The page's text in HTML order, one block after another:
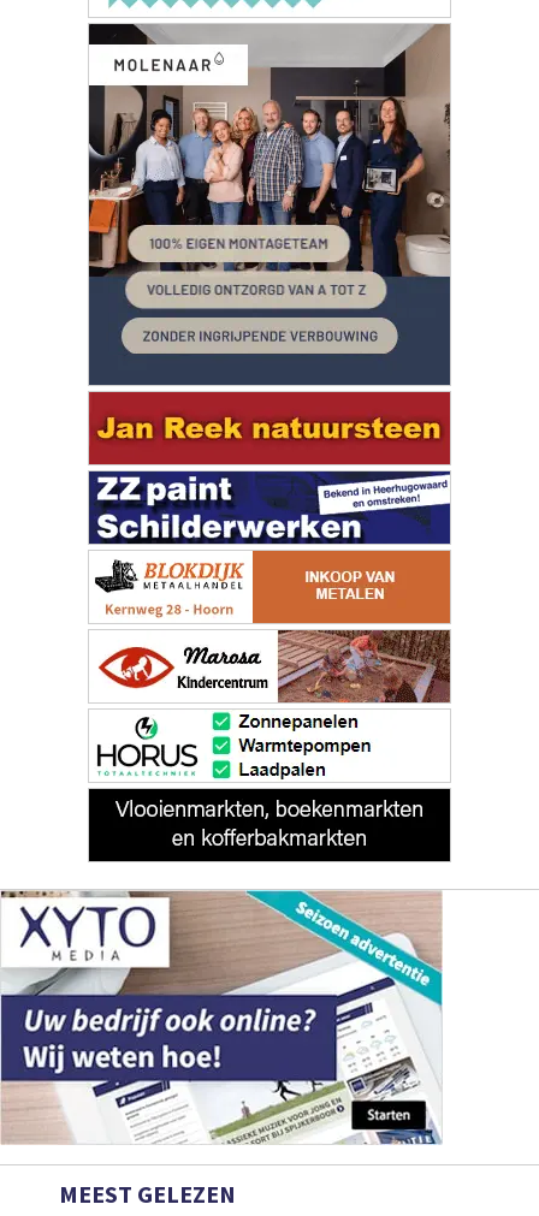
MEEST GELEZEN